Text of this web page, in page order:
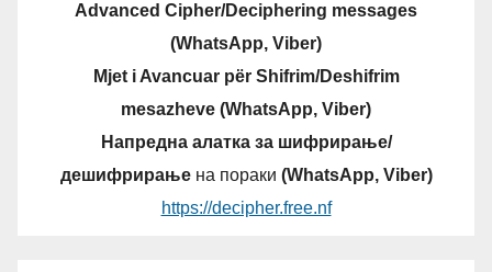
Advanced Cipher/Deciphering messages
(WhatsApp, Viber)
Mjet i Avancuar për Shifrim/Deshifrim
mesazheve (WhatsApp, Viber)
Напредна алатка за шифрирање/
дешифрирањена пораки (WhatsApp, Viber)
https://decipher.free.nf